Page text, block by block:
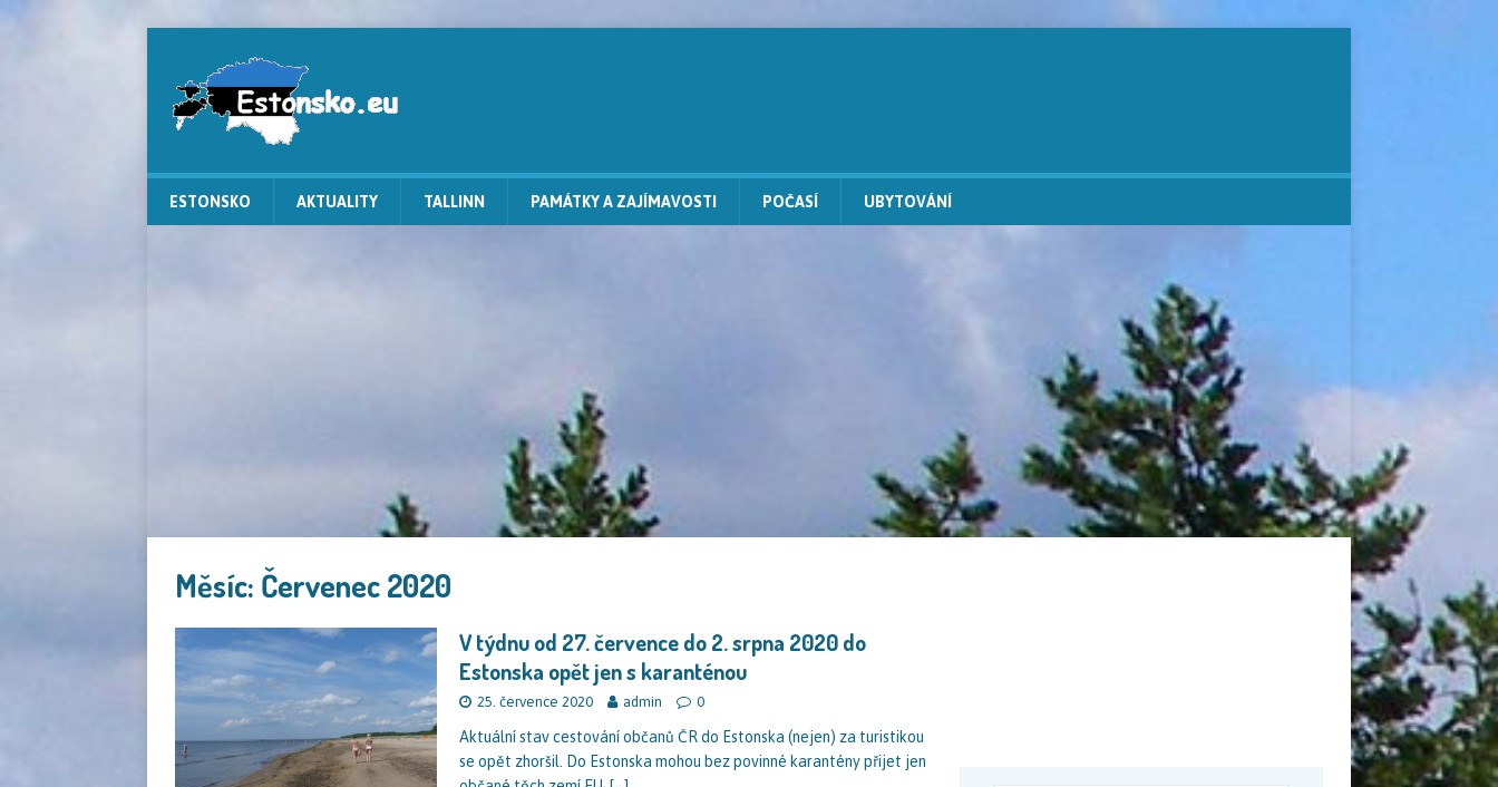
ESTONSKO AKTUALITY TALLINN PAMÁTKY A ZAJÍMAVOSTI POČASÍ UBYTOVÁNÍ
Měsíc: Červenec 2020
V týdnu od 27. července do 2. srpna 2020 do
Estonska opět jen s karanténou
25. července 2020 admin 0
Aktuální stav cestování občanů ČR do Estonska (nejen) za turistikou
se opět zhoršil. Do Estonska mohou bez povinné karantény přijet jen